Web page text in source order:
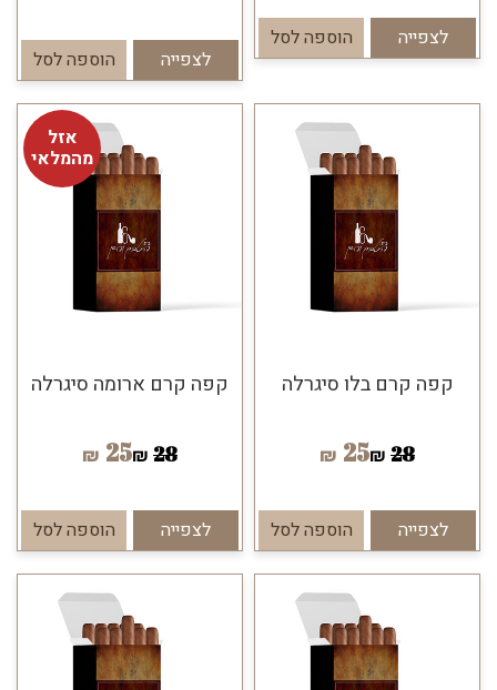
לצפייה הוספה לסל
לצפייה הוספה לסל
קפה קרם בלו סיגרלה
28
₪
25
₪
לצפייה הוספה לסל
אזל
מהמלאי
קפה קרם ארומה סיגרלה
28
₪
25
₪
לצפייה הוספה לסל